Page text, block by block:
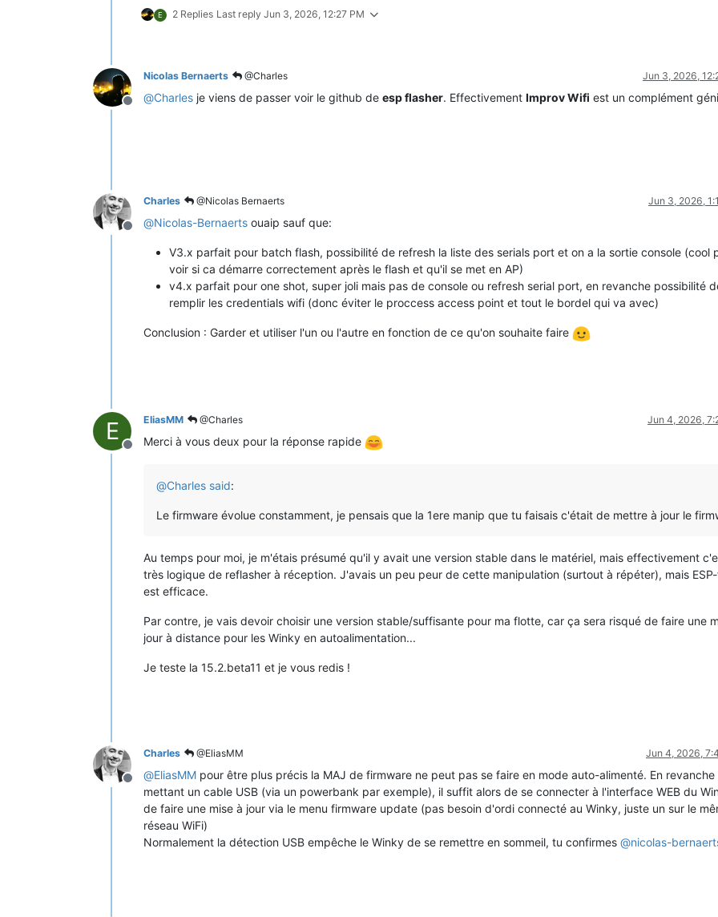
E 2 Replies Last reply Jun 3, 2026, 12:27 PM
Offline
Nicolas Bernaerts @Charles Jun 3, 2026,
@Charles je viens de passer voir le github de esp flasher. Effectivement Improv Wifi est un complément
Offline
Charles @Nicolas Bernaerts Jun 3, 2026,
@Nicolas-Bernaerts ouaip sauf que:
V3.x parfait pour batch flash, possibilité de refresh la liste des serials port et on a la sortie console (cool
voir si ca démarre correctement après le flash et qu'il se met en AP)
v4.x parfait pour one shot, super joli mais pas de console ou refresh serial port, en revanche possibilité
remplir les credentials wifi (donc éviter le proccess access point et tout le bordel qui va avec)
Conclusion : Garder et utiliser l'un ou l'autre en fonction de ce qu'on souhaite faire
E
Offline
EliasMM @Charles Jun 4, 2026,
Merci à vous deux pour la réponse rapide
@Charles said:
Le firmware évolue constamment, je pensais que la 1ere manip que tu faisais c'était de mettre à jour le
Au temps pour moi, je m'étais présumé qu'il y avait une version stable dans le matériel, mais effectivement
très logique de reflasher à réception. J'avais un peu peur de cette manipulation (surtout à répéter), mais
est efficace.
Par contre, je vais devoir choisir une version stable/suffisante pour ma flotte, car ça sera risqué de faire une
jour à distance pour les Winky en autoalimentation...
Je teste la 15.2.beta11 et je vous redis !
Offline
Charles @EliasMM Jun 4, 2026,
@EliasMM pour être plus précis la MAJ de firmware ne peut pas se faire en mode auto-alimenté. En revanche
mettant un cable USB (via un powerbank par exemple), il suffit alors de se connecter à l'interface WEB du
de faire une mise à jour via le menu firmware update (pas besoin d'ordi connecté au Winky, juste un sur le
réseau WiFi)
Normalement la détection USB empêche le Winky de se remettre en sommeil, tu confirmes @nicolas-